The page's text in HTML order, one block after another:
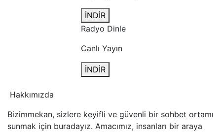
İNDİR
Radyo Dinle
Canlı Yayın
İNDİR
Hakkımızda
Bizimmekan, sizlere keyifli ve güvenli bir sohbet ortamı
sunmak için buradayız. Amacımız, insanları bir araya